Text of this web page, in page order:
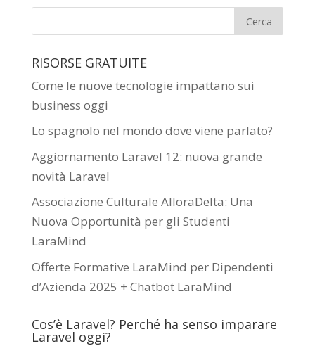
RISORSE GRATUITE
Come le nuove tecnologie impattano sui
business oggi
Lo spagnolo nel mondo dove viene parlato?
Aggiornamento Laravel 12: nuova grande
novità Laravel
Associazione Culturale AlloraDelta: Una
Nuova Opportunità per gli Studenti
LaraMind
Offerte Formative LaraMind per Dipendenti
d’Azienda 2025 + Chatbot LaraMind
Cos’è Laravel? Perché ha senso imparare
Laravel oggi?